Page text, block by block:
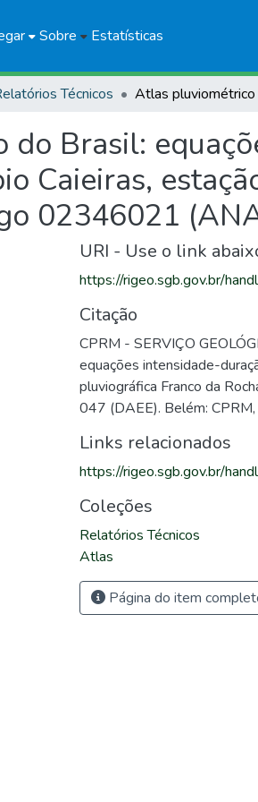
Sobre Estatísticas
Técnicos
Brasil:
Caieiras,
02346021
URI - Use o link
https://rigeo.sgb.gov.br/
Citação
CPRM - SERVIÇO
equações intensidade-
pluviográfica Franco da
047 (DAEE). Belém:
Links relacionados
https://rigeo.sgb.gov.br/
Coleções
Relatórios Técnicos
Atlas
Página do item